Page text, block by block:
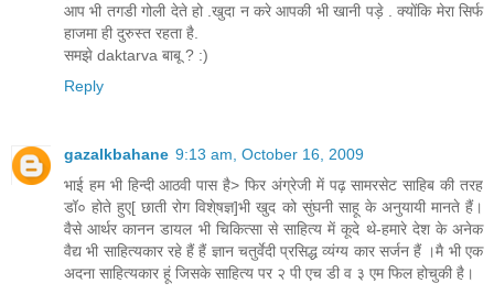
आप भी तगडी गोली देते हो .खुदा न करे आपकी भी खानी पड़े . क्योंकि मेरा सिर्फ
हाजमा ही दुरुस्त रहता है.
समझे daktarva बाबू ? :)
Reply
gazalkbahane 9:13 am, October 16, 2009
भाई हम भी हिन्दी आठवी पास है> फिर अंग्रेजी में पढ़ सामरसेट साहिब की तरह
डॉ० होते हुए[ छाती रोग विशे्षज्ञ]भी खुद को सुंघनी साहू के अनुयायी मानते हैं।
वैसे आर्थर कानन डायल भी चिकित्सा से साहित्य में कूदे थे-हमारे देश के अनेक
वैद्य भी साहित्यकार रहे हैं हैं ज्ञान चतुर्वेदी प्रसिद्ध व्यंग्य कार सर्जन हैं ।मै भी एक
अदना साहित्यकार हूं जिसके साहित्य पर २ पी एच डी व ३ एम फिल होचुकी है।